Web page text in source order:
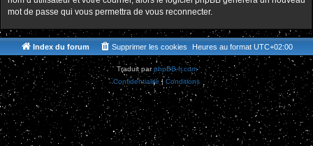
mot de passe qui vous permettra de vous reconnecter.
Index du forum Heures au format UTC+02:00
Supprimer les cookies
Traduit parphpBB-fr.com
Confidentialité | Conditions